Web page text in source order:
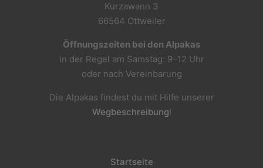
Kurzawann 3
66564 Ottweiler
Öffnungszeiten bei den Alpakas
in der Regel am Samstag: 9–12 Uhr
oder nach Vereinbarung
Die Alpakas findest du mit Hilfe unserer
Wegbeschreibung!
Startseite